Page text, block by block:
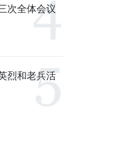
次全体会议
烈和老兵活